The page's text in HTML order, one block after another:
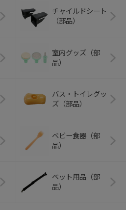
チャイルドシート
（部品）
室内グッズ（部
品）
バス・トイレグッ
ズ（部品）
ベビー食器（部
品）
ペット用品（部
品）